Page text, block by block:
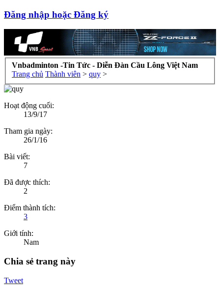
Đăng nhập hoặc Đăng ký
Vnbadminton -Tin Tức - Diễn Đàn Cầu Lông Việt Nam
Trang chủ Thành viên > quy >
Hoạt động cuối:
13/9/17
Tham gia ngày:
26/1/16
Bài viết:
7
Đã được thích:
2
Điểm thành tích:
3
Giới tính:
Nam
Chia sẻ trang này
Tweet